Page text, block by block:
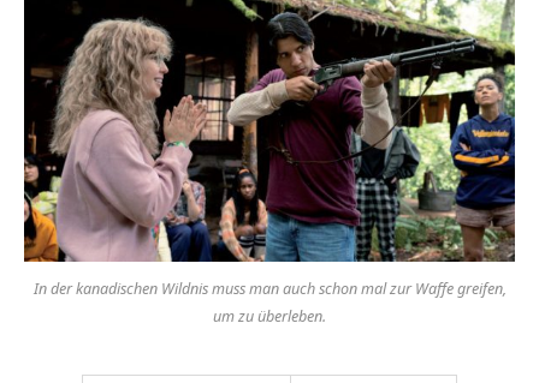
In der kanadischen Wildnis muss man auch schon mal zur Waffe greifen,
um zu überleben.